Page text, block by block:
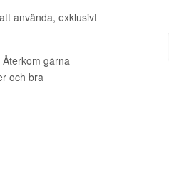
använda, exklusivt
gärna
och bra